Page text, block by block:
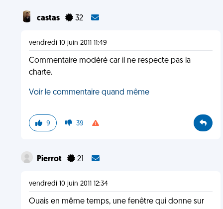
castas 32
vendredi 10 juin 2011 11:49
Commentaire modéré car il ne respecte pas la
charte.
Voir le commentaire quand même
9 39
Pierrot 21
vendredi 10 juin 2011 12:34
Ouais en même temps, une fenêtre qui donne sur